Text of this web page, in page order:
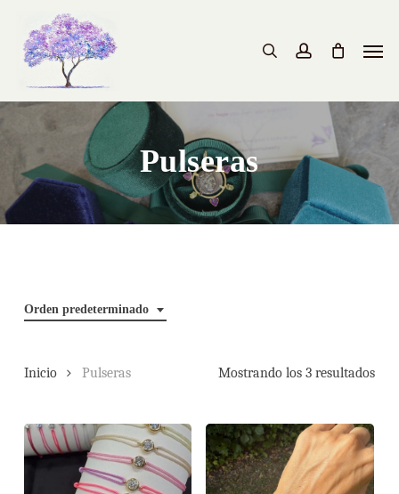
main
content
search account
Pulseras
Orden predeterminado
Mostrando los 3 resultados
Inicio Pulseras
189,00€ 750,00€